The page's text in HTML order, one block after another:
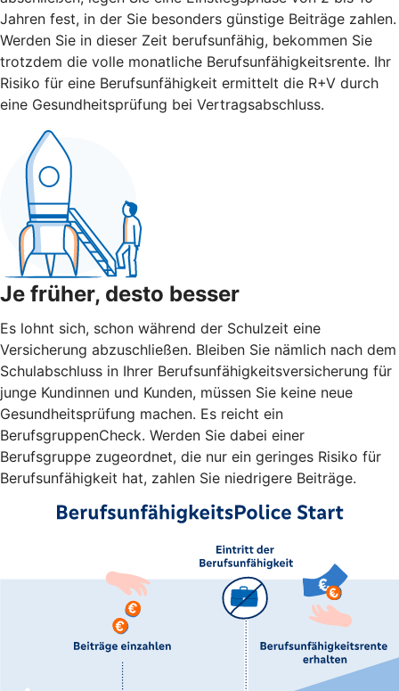
Jahren fest, in der Sie besonders günstige Beiträge zahlen.
Werden Sie in dieser Zeit berufsunfähig, bekommen Sie
trotzdem die volle monatliche Berufsunfähigkeitsrente. Ihr
Risiko für eine Berufsunfähigkeit ermittelt die R+V durch
eine Gesundheitsprüfung bei Vertragsabschluss.
Je früher, desto besser
Es lohnt sich, schon während der Schulzeit eine
Versicherung abzuschließen. Bleiben Sie nämlich nach dem
Schulabschluss in Ihrer Berufsunfähigkeitsversicherung für
junge Kundinnen und Kunden, müssen Sie keine neue
Gesundheitsprüfung machen. Es reicht ein
BerufsgruppenCheck. Werden Sie dabei einer
Berufsgruppe zugeordnet, die nur ein geringes Risiko für
Berufsunfähigkeit hat, zahlen Sie niedrigere Beiträge.